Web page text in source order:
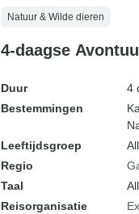
Natuur & Wilde dieren
4-daagse
Duur
4
Bestemmingen
Leeftijdsgroep
Regio
Taal
Reisorganisatie